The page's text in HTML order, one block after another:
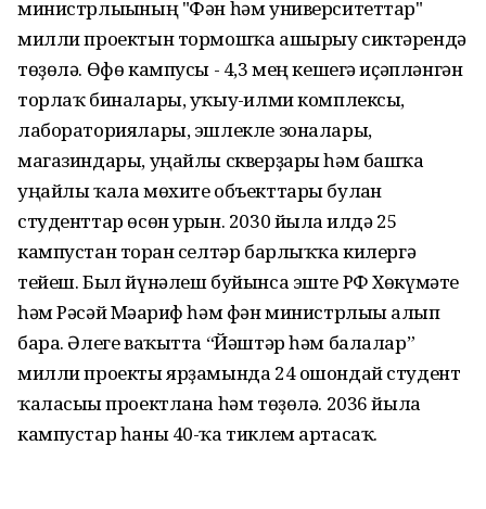
министрлығының "Фән һәм университеттар"
милли проектын тормошҡа ашырыу сиктәрендә
төҙөлә. Өфө кампусы - 4,3 мең кешегә иҫәпләнгән
торлаҡ биналары, уҡыу-ғилми комплексы,
лабораториялары, эшлекле зоналары,
магазиндары, уңайлы скверҙары һәм башҡа
уңайлы ҡала мөхите объекттары булған
студенттар өсөн урын. 2030 йылға илдә 25
кампустан торған селтәр барлыҡҡа килергә
тейеш. Был йүнәлеш буйынса эште РФ Хөкүмәте
һәм Рәсәй Мәғариф һәм фән министрлығы алып
бара. Әлеге ваҡытта “Йәштәр һәм балалар”
милли проекты ярҙамында 24 ошондай студент
ҡаласығы проектлана һәм төҙөлә. 2036 йылға
кампустар һаны 40-ҡа тиклем артасаҡ.